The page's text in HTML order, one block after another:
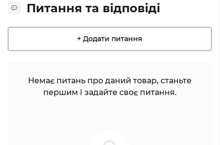
Питання та відповіді
+ Додати питання
Немає питань про даний товар, станьте
першим і задайте своє питання.